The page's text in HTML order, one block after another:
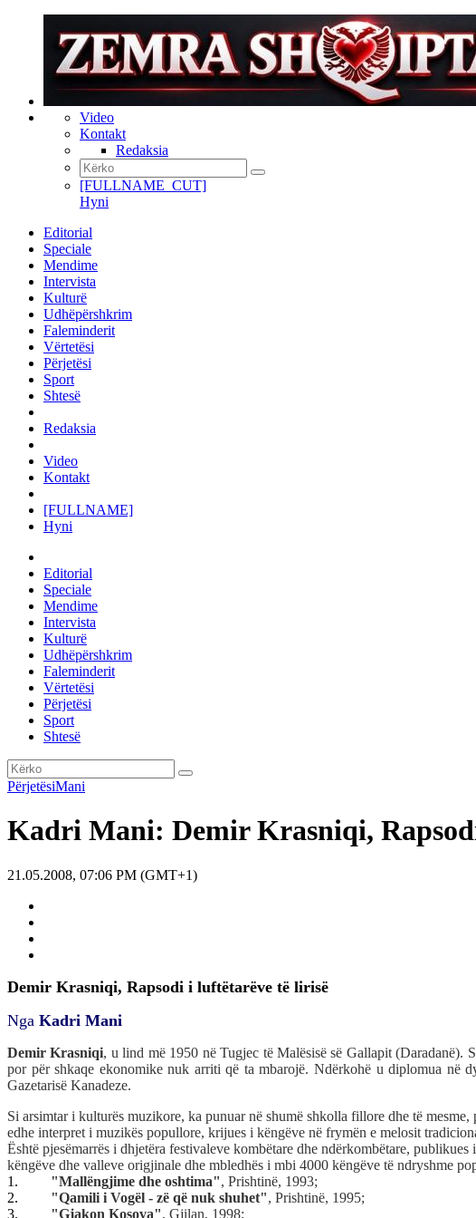
Video
Kontakt
Redaksia
[FULLNAME_CUT]
Hyni
Editorial
Speciale
Mendime
Intervista
Kulturë
Udhëpërshkrim
Faleminderit
Vërtetësi
Përjetësi
Sport
Shtesë
Redaksia
Video
Kontakt
[FULLNAME]
Hyni
Editorial
Speciale
Mendime
Intervista
Kulturë
Udhëpërshkrim
Faleminderit
Vërtetësi
Përjetësi
Sport
Shtesë
PërjetësiMani
Kadri Mani: Demir Krasniqi,
21.05.2008, 07:06 PM (GMT+1)
Demir Krasniqi, Rapsodi i luftëtarëve të lirisë
Nga Kadri Mani
Demir Krasniqi, u lind më 1950 në Tugjec të Malësisë së Gallapit
por për shkaqe ekonomike nuk arriti që ta mbarojë. Ndërkohë u diplomua në
Gazetarisë Kanadeze.
Si arsimtar i kulturës muzikore, ka punuar në shumë shkolla fillore dhe të
edhe interpret i muzikës popullore, krijues i këngëve në frymën e melosit
Është pjesëmarrës i dhjetëra festivaleve kombëtare dhe ndërkombëtare,
këngëve dhe valleve origjinale dhe mbledhës i mbi 4000 këngëve të ndryshme
1.
"Mallëngjime dhe oshtima", Prishtinë, 1993;
2.
"Qamili i Vogël - zë që nuk shuhet", Prishtinë, 1995;
3.
"Gjakon Kosova", Gjilan, 1998;